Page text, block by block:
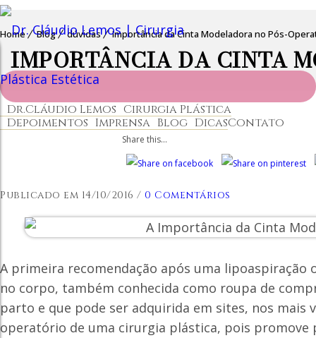
Dr.Cláudio Lemos Cirurgia Plástica
Depoimentos Imprensa Blog DicasContato
Home Blog dúvidas Importância da Cinta Modeladora no Pós-
IMPORTÂNCIA DA CINTA
Share this...
Publicado em 14/10/2016 / 0 Comentários
A primeira recomendação após uma
no corpo, também conhecida como roupa de
parto e que pode ser adquirida em sites, nos mais
operatório de uma cirurgia plástica, pois promove